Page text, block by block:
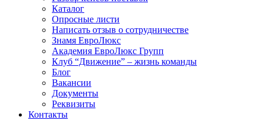
Каталог
Опросные листи
Написать отзыв о сотрудничестве
Знамя ЕвроЛюкс
Академия ЕвроЛюкс Групп
Клуб “Движение” – жизнь команды
Блог
Вакансии
Документы
Реквизиты
Контакты